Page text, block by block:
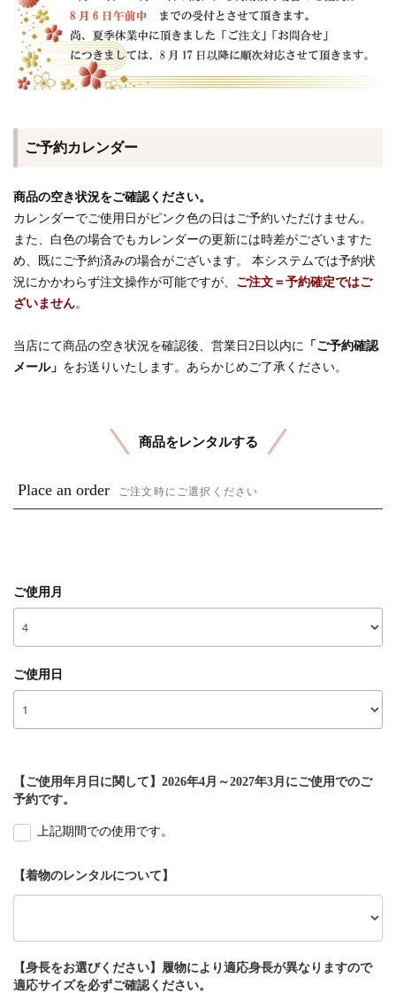
ご予約カレンダー
商品の空き状況をご確認ください。
カレンダーでご使用日がピンク色の日はご予約いただけません。
また、白色の場合でもカレンダーの更新には時差がございますた
め、既にご予約済みの場合がございます。 本システムでは予約状
況にかかわらず注文操作が可能ですが、 ご注文＝予約確定ではご
ざいません。
当店にて商品の空き状況を確認後、営業日2日以内に 「ご予約確認
メール」 をお送りいたします。あらかじめご了承ください。
商品をレンタルする
Place an order ご注文時にご選択ください
ご使用月
ご使用日
【ご使用年月日に関して】2026年4月～2027年3月にご使用でのご
予約です。
上記期間での使用です。
【着物のレンタルについて】
【身長をお選びください】履物により適応身長が異なりますので
適応サイズを必ずご確認ください。